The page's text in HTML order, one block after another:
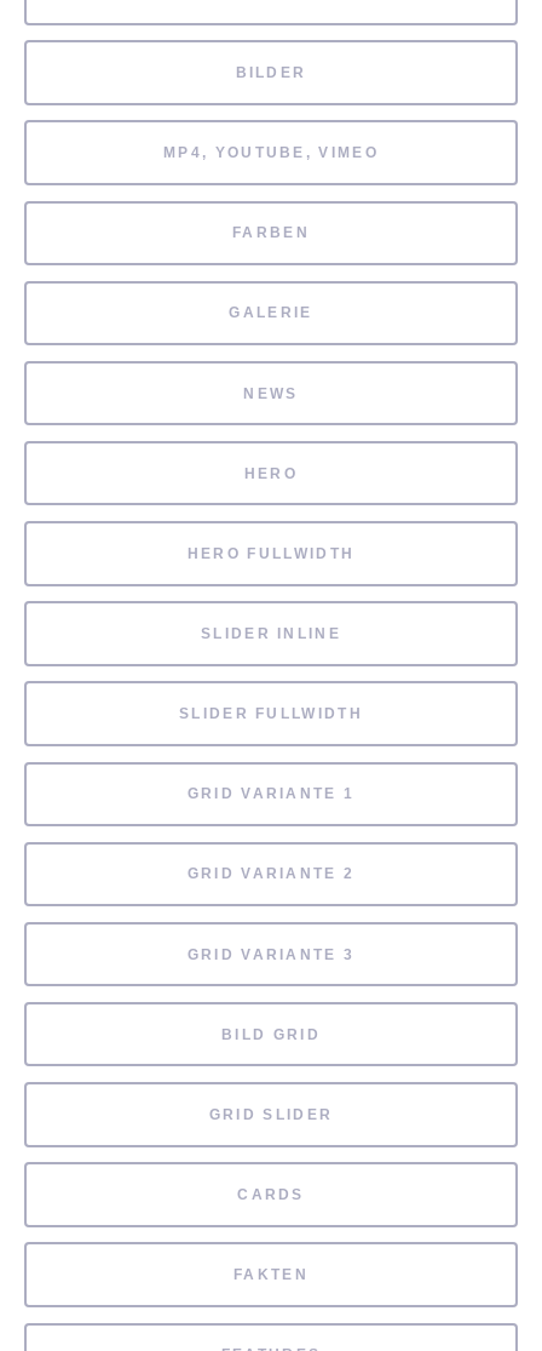
BILDER
MP4, YOUTUBE, VIMEO
FARBEN
GALERIE
NEWS
HERO
HERO FULLWIDTH
SLIDER INLINE
SLIDER FULLWIDTH
GRID VARIANTE 1
GRID VARIANTE 2
GRID VARIANTE 3
BILD GRID
GRID SLIDER
CARDS
FAKTEN